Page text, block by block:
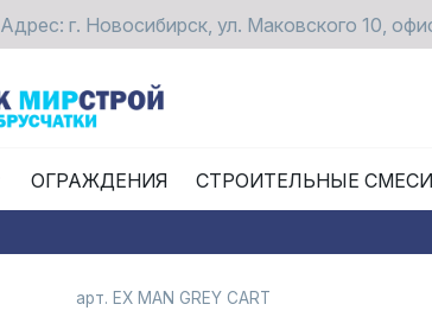
Адрес: г. Новосибирск, ул. Маковского 10,
ОГРАЖДЕНИЯ СТРОИТЕЛЬНЫЕ
арт. EX MAN GREY CART